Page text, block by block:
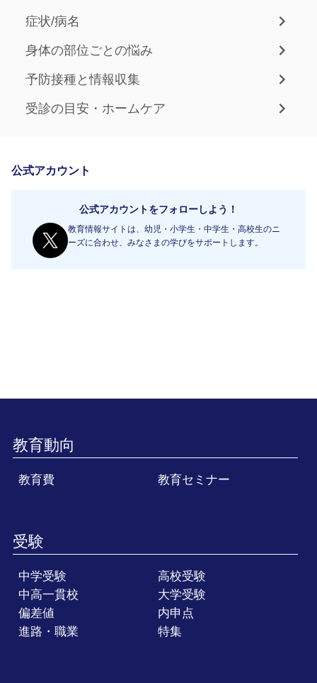
症状/病名
身体の部位ごとの悩み
予防接種と情報収集
受診の目安・ホームケア
公式アカウント
公式アカウントをフォローしよう！
教育情報サイトは、幼児・小学生・中学生・高校生のニ
ーズに合わせ、みなさまの学びをサポートします。
教育動向
教育費 教育セミナー
受験
中学受験
高校受験
中高一貫校
大学受験
偏差値
内申点
進路・職業
特集